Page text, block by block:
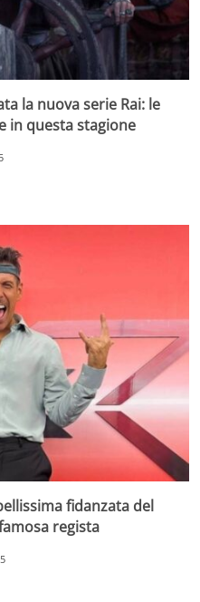
la nuova serie Rai: le
in questa stagione
fidanzata del
regista